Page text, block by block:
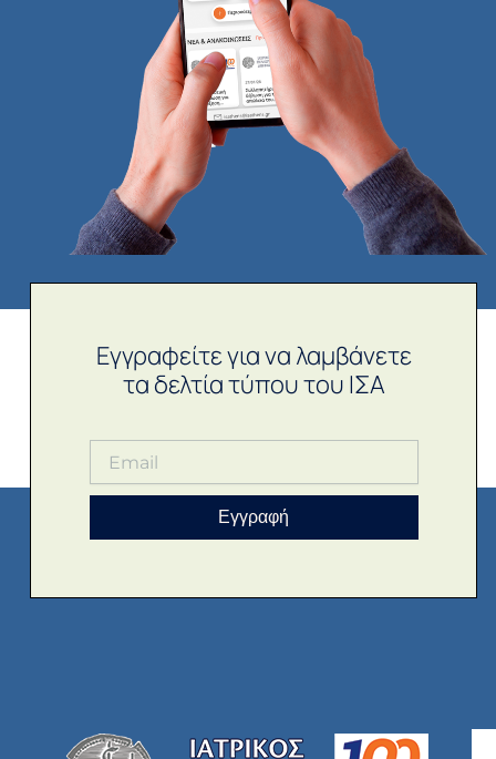
Εγγραφείτε για να λαμβάνετε
τα δελτία τύπου του ΙΣΑ
Εγγραφή